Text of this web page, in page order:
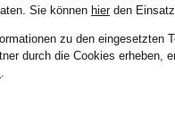
Sie können hierden
zu den eingesetzten
durch die Cookies erheben,
.